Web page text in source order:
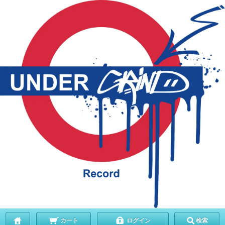
カート ログイン 検索